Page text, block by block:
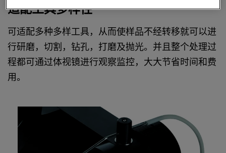
适配工具多样性
可适配多种多样工具，从而使样品不经转移就可以进
行研磨，切割，钻孔，打磨及抛光。并且整个处理过
程都可通过体视镜进行观察监控，大大节省时间和费
用。